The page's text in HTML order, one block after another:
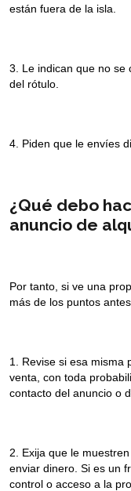
están fuera de la isla.
3. Le indican que no se
del rótulo.
4. Piden que le envíes
¿Qué debo
anuncio de
Por tanto, si ve una
más de los puntos
1. Revise si esa misma
venta, con toda
contacto del anuncio o
2. Exija que le
enviar dinero. Si es un
control o acceso a la